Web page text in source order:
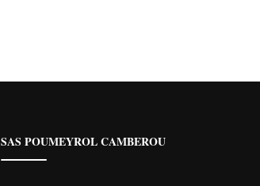
SAS POUMEYROL CAMBEROU